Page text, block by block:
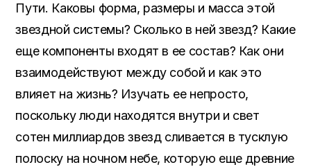
Пути. Каковы форма, размеры и масса этой
звездной системы? Сколько в ней звезд? Какие
еще компоненты входят в ее состав? Как они
взаимодействуют между собой и как это
влияет на жизнь? Изучать ее непросто,
поскольку люди находятся внутри и свет
сотен миллиардов звезд сливается в тусклую
полоску на ночном небе, которую еще древние